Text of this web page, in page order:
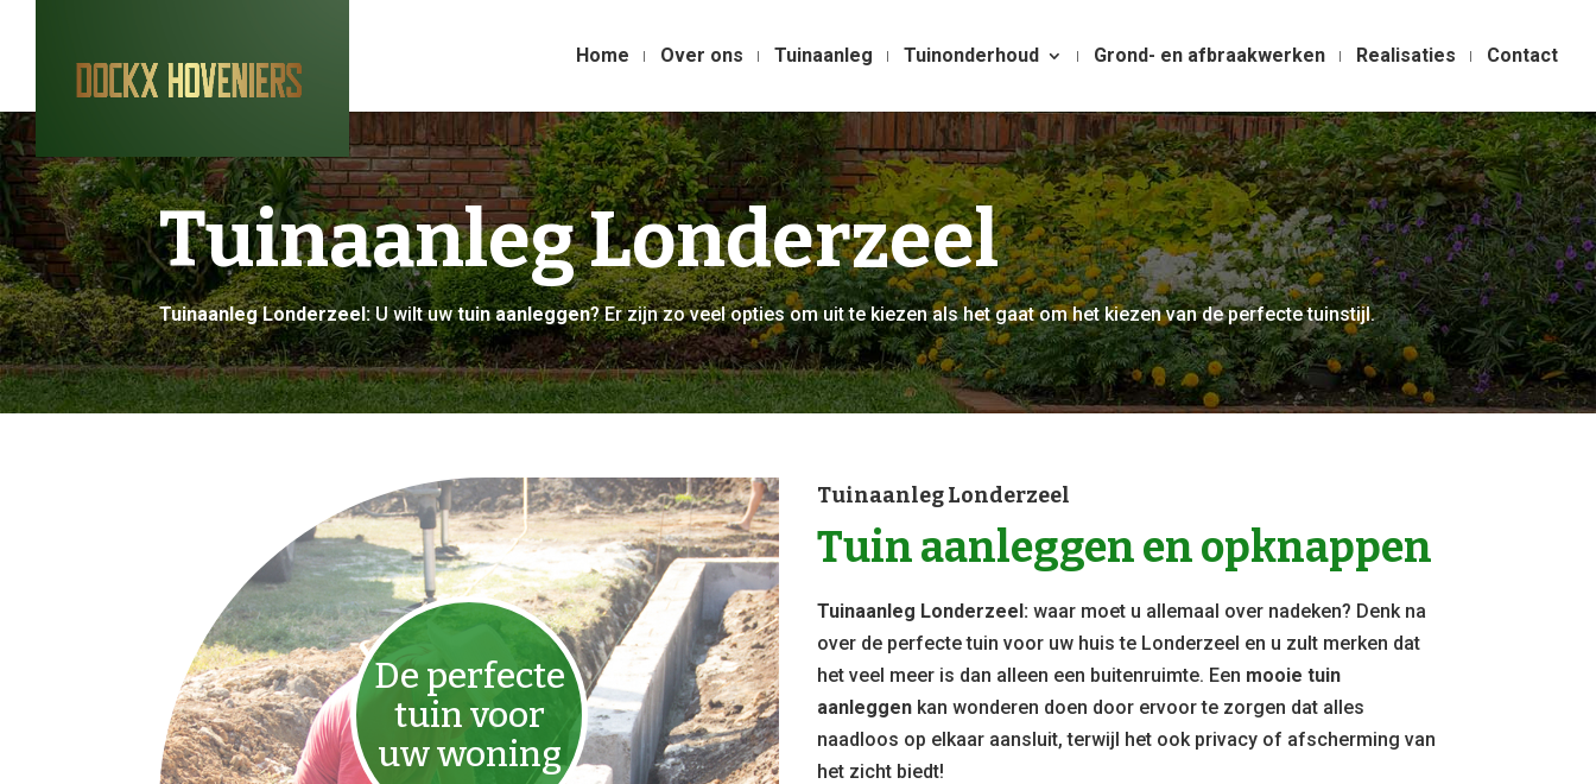
Home Over ons Tuinaanleg Tuinonderhoud Grond- en afbraakwerken Realisaties Contact
Tuinaanleg Londerzeel
Tuinaanleg Londerzeel:U wilt uwtuin aanleggen? Er zijn zo veel opties om uit te kiezen als het gaat om het kiezen van de perfecte tuinstijl.
De perfecte
tuin voor
uw woning
Tuinaanleg Londerzeel
Tuin aanleggen en opknappen
Tuinaanleg Londerzeel: waar moet u allemaal over nadeken? Denk na
over de perfecte tuin voor uw huis te Londerzeel en u zult merken dat
het veel meer is dan alleen een buitenruimte. Een mooie tuin
aanleggen kan wonderen doen door ervoor te zorgen dat alles
naadloos op elkaar aansluit, terwijl het ook privacy of afscherming van
het zicht biedt!